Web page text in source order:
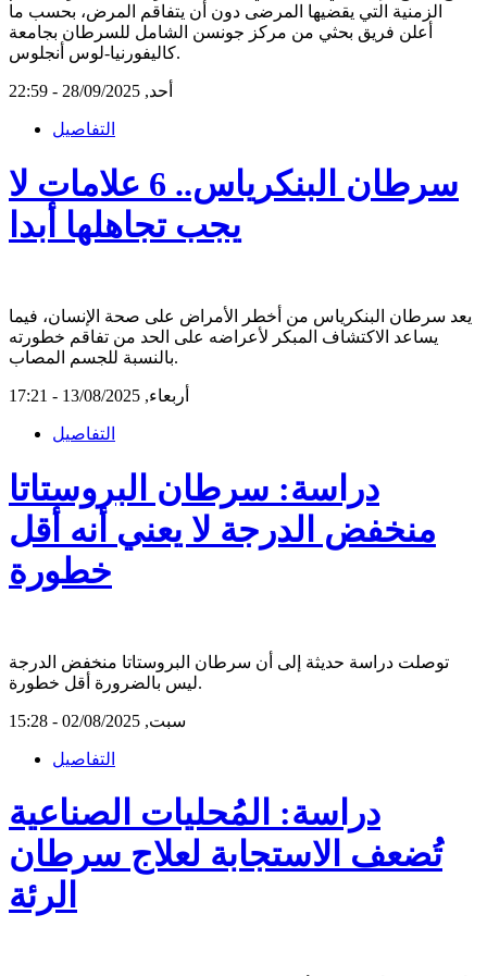
الزمنية التي يقضيها المرضى دون أن يتفاقم المرض، بحسب ما
أعلن فريق بحثي من مركز جونسن الشامل للسرطان بجامعة
كاليفورنيا-لوس أنجلوس.
أحد, 28/09/2025 - 22:59
التفاصيل
سرطان البنكرياس.. 6 علامات لا
يجب تجاهلها أبدا
يعد سرطان البنكرياس من أخطر الأمراض على صحة الإنسان، فيما
يساعد الاكتشاف المبكر لأعراضه على الحد من تفاقم خطورته
بالنسبة للجسم المصاب.
أربعاء, 13/08/2025 - 17:21
التفاصيل
دراسة: سرطان البروستاتا
منخفض الدرجة لا يعني أنه أقل
خطورة
توصلت دراسة حديثة إلى أن سرطان البروستاتا منخفض الدرجة
ليس بالضرورة أقل خطورة.
سبت, 02/08/2025 - 15:28
التفاصيل
دراسة: المُحليات الصناعية
تُضعف الاستجابة لعلاج سرطان
الرئة